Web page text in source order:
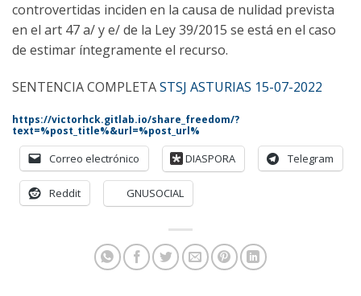
controvertidas inciden en la causa de nulidad prevista
en el art 47 a/ y e/ de la Ley 39/2015 se está en el caso
de estimar íntegramente el recurso.
SENTENCIA COMPLETASTSJ ASTURIAS 15-07-2022
https://victorhck.gitlab.io/share_freedom/?
text=%post_title%&url=%post_url%
Correo electrónico DIASPORA Telegram
Reddit GNUSOCIAL